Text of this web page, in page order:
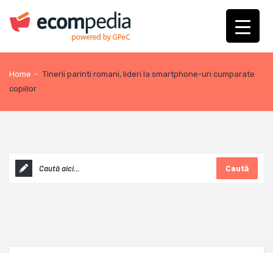
Home - Tinerii parinti romani, lideri la smartphone-uri cumparate
copiilor
Caută